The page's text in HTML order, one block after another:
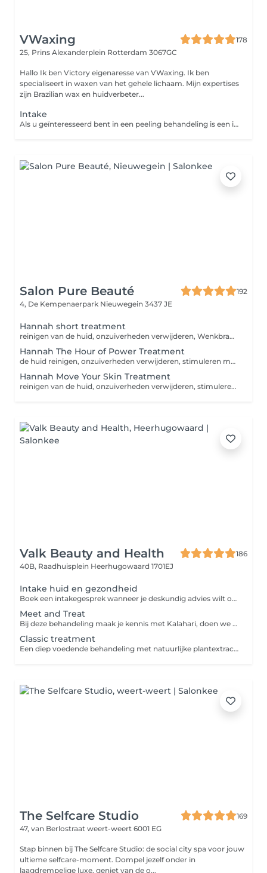
VWaxing
178
25, Prins Alexanderplein Rotterdam 3067GC
Hallo Ik ben Victory eigenaresse van VWaxing. Ik ben
specialiseert in waxen van het gehele lichaam. Mijn expertises
zijn Brazilian wax en huidverbeter...
Intake
Als u geïnteresseerd bent in een peeling behandeling is een intakegesprek meestal nodig. Tijdens dit gesprek maken wij kennis met u en uw huid, brengt de voorgeschiedenis en uw klachten in kaart en beoordeelt of u veilig behandeld kan worden. Op basis daarvan zal samen met u een behandelplan opgesteld worden. Er wordt met u besproken welke behandelingen geadviseerd worden, hoeveel behandelingen we denken nodig te hebben, welke resultaten u mag verwachten, wat de kosten zullen zijn en u krijgt informatie met betrekking tot eventuele voor- en nazorg
Salon Pure Beauté
192
4, De Kempenaerpark Nieuwegein 3437 JE
Hannah short treatment
reinigen van de huid, onzuiverheden verwijderen, Wenkbrauwen waxen of epileren, stimuleren van de huid met peeling, herstellen en beschermen van de huid.
Hannah The Hour of Power Treatment
de huid reinigen, onzuiverheden verwijderen, stimuleren met peeling/scrub, Wenkbrauwen waxen of epileren, klassieke massage, masker, herstellen en beschermen van de huid.
Hannah Move Your Skin Treatment
reinigen van de huid, onzuiverheden verwijderen, stimuleren van de huid met peeling en scrub, Wenkbrauwen waxen/epileren en verven of bovenlip waxen, bindweefsel massage, masker, herstellen en beschermen van de huid.
Valk Beauty and Health
186
40B, Raadhuisplein Heerhugowaard 1701EJ
Intake huid en gezondheid
Boek een intakegesprek wanneer je deskundig advies wilt over jouw huidtype en/of gezondheidsklachten. Tijdens deze sessie bespreken we jouw specifieke zorgen en ontdekken we samen wat je kunt doen om je huid te verbeteren en welke behandelingen en/of producten het beste bij jou passen
Meet and Treat
Bij deze behandeling maak je kennis met Kalahari, doen we een huidanalyse en maken we een plan van aanpak van behandelingen en thuisverzorging. Het thuisproefpakket is een beginners set om thuis met de producten aan de slag te gaan. Een gezichtsbehandeling is een heerlijk verzorgende behandeling die het verouderingsproces van de huid helpt vertragen. Door regelmatig een gezichtsbehandeling te ondergaan krijgt je huid weer een boost en kom je tegelijk even helemaal tot rust.
Classic treatment
Een diep voedende behandeling met natuurlijke plantextracten en botanische oliën.voor ieder huidtype incl. onzuiverheden verwijderen en wenkbrauwen epileren
The Selfcare Studio
169
47, van Berlostraat weert-weert 6001 EG
Stap binnen bij The Selfcare Studio: de social city spa voor jouw
ultieme selfcare-moment. Dompel jezelf onder in
laagdrempelige luxe, geniet van de o...